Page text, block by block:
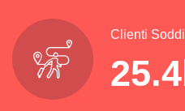
Clienti
25.4